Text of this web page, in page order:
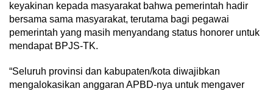
keyakinan kepada masyarakat bahwa pemerintah hadir
bersama sama masyarakat, terutama bagi pegawai
pemerintah yang masih menyandang status honorer untuk
mendapat BPJS-TK.
“Seluruh provinsi dan kabupaten/kota diwajibkan
mengalokasikan anggaran APBD-nya untuk mengaver